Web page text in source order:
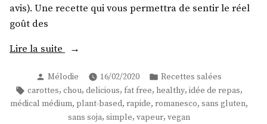
avis). Une recette qui vous permettra de sentir le réel
goût des
Lire la suite
« Chou
vapeur
aux
carottes
Publié
par
Mélodie 16/02/2020
Publié
dans
Recettes salées
Étiquettes :
carottes, chou, delicious, fat free, healthy, idée de repas,
médical médium, plant-based, rapide, romanesco, sans gluten,
sans soja, simple, vapeur, vegan